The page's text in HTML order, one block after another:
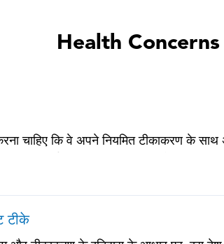
Health Concerns
चाहिए कि वे अपने नियमित टीकाकरण के
पर्टुसिस • मीसल्स-मम्प्स-रूबेला
टीके